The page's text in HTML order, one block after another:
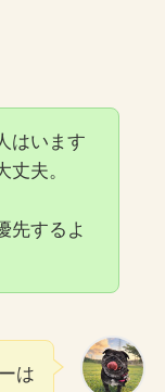
はいます
夫。
先するよ
は